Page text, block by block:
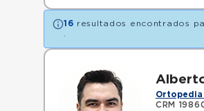
16 resultados encontrados
Ortopedia
CRM